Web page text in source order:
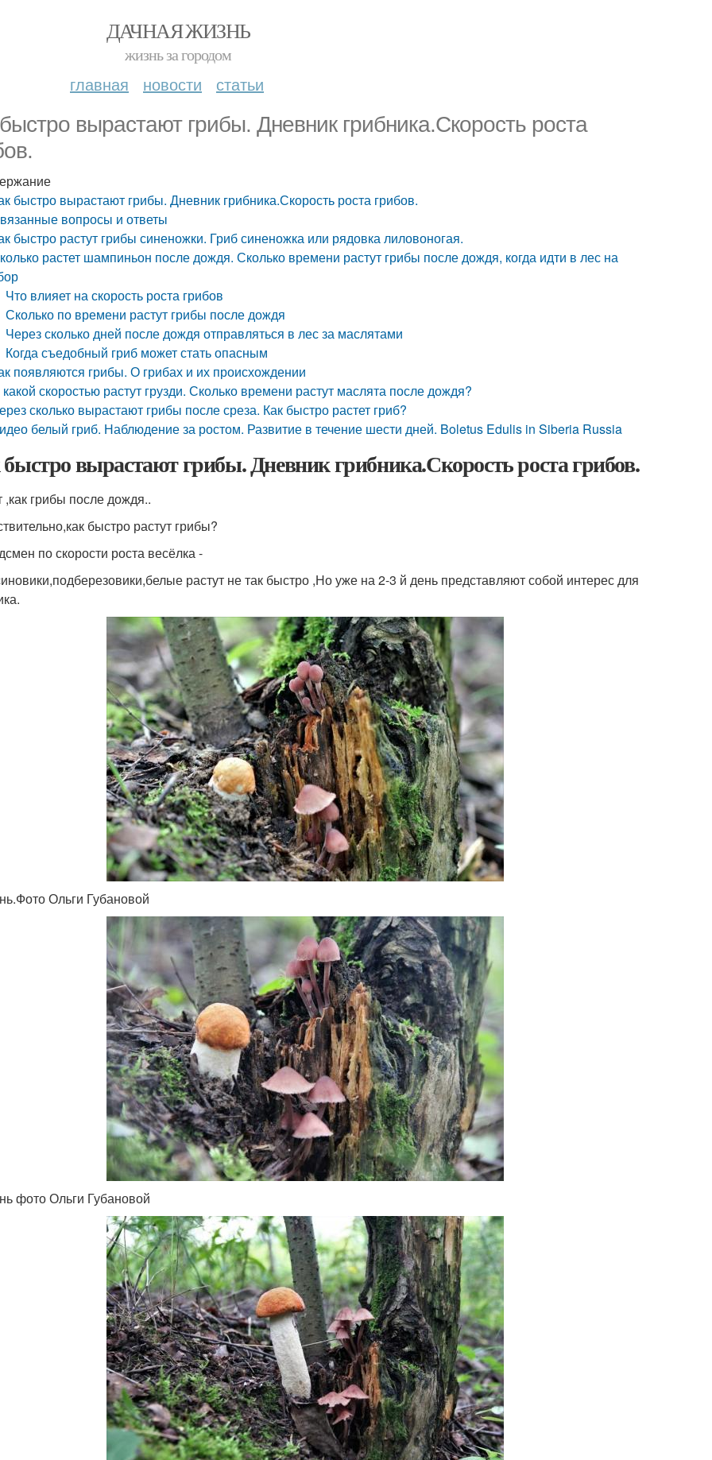
ДАЧНАЯ ЖИЗНЬ
жизнь за городом
главная новости статьи
вырастают грибы. Дневник грибника.Скорость роста
быстро вырастают грибы. Дневник грибника.Скорость роста грибов.
вопросы и ответы
быстро растут грибы синеножки. Гриб синеножка или рядовка лиловоногая.
растет шампиньон после дождя. Сколько времени растут грибы после дождя, когда идти в лес на
Что влияет на скорость роста грибов
Сколько по времени растут грибы после дождя
Через сколько дней после дождя отправляться в лес за маслятами
Когда съедобный гриб может стать опасным
появляются грибы. О грибах и их происхождении
скоростью растут грузди. Сколько времени растут маслята после дождя?
сколько вырастают грибы после среза. Как быстро растет гриб?
белый гриб. Наблюдение за ростом. Развитие в течение шести дней. Boletus Edulis in Siberia Russia
вырастают грибы. Дневник грибника.Скорость роста грибов.
,как грибы после дождя..
быстро растут грибы?
по скорости роста весёлка -
растут не так быстро ,Но уже на 2-3 й день представляют собой интерес для
Ольги Губановой
фото Ольги Губановой